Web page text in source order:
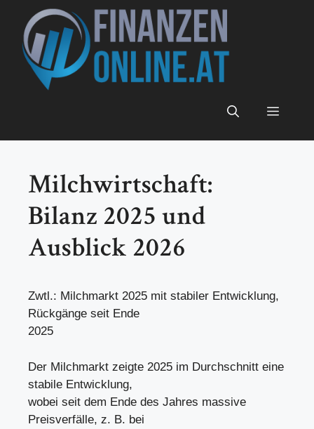
Inhalt
springen
Menü
Milchwirtschaft:
Bilanz 2025 und
Ausblick 2026
Zwtl.: Milchmarkt 2025 mit stabiler Entwicklung,
Rückgänge seit Ende
2025
Der Milchmarkt zeigte 2025 im Durchschnitt eine
stabile Entwicklung,
wobei seit dem Ende des Jahres massive
Preisverfälle, z. B. bei